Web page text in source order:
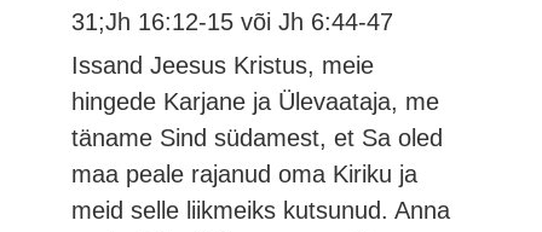
31;Jh 16:12-15 või Jh 6:44-47
Issand Jeesus Kristus, meie
hingede Karjane ja Ülevaataja, me
täname Sind südamest, et Sa oled
maa peale rajanud oma Kiriku ja
meid selle liikmeiks kutsunud. Anna